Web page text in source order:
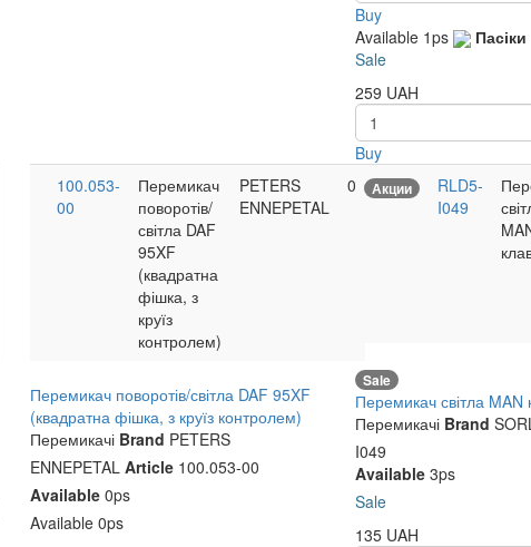
Buy
Available 1ps Пасіки
Sale
259 UAH
Buy
100.053-
00
Перемикач
поворотів/
світла DAF
95XF
(квадратна
фішка, з
круїз
контролем)
PETERS
ENNEPETAL
0
Перемикач поворотів/світла DAF 95XF
(квадратна фішка, з круїз контролем)
Перемикачі Brand PETERS
ENNEPETAL Article100.053-00
Available0ps
Available 0ps
Акции
RLD5-
I049
Sale
Перемикач світла MAN
Перемикачі Brand
I049
Available 3ps
Sale
135 UAH